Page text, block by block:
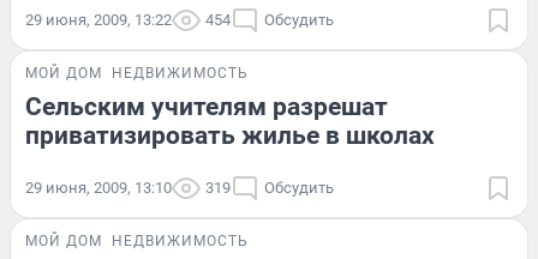
29 июня, 2009, 13:22 454 Обсудить
МОЙ ДОМ НЕДВИЖИМОСТЬ
Сельским учителям разрешат
приватизировать жилье в школах
29 июня, 2009, 13:10 319 Обсудить
МОЙ ДОМ НЕДВИЖИМОСТЬ